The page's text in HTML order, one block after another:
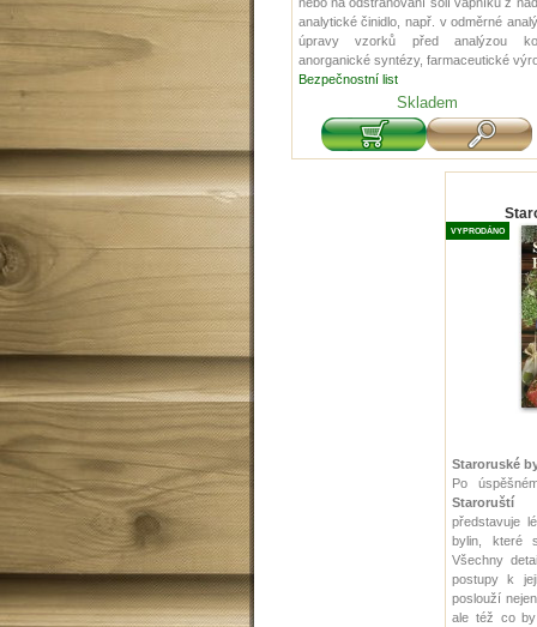
nebo na odstraňování solí vápníku z
analytické činidlo, např. v odměrné
úpravy
vzorků před analýzou
anorganické syntézy, farmaceutické
Bezpečnostní list
Skladem
VYPRODÁNO
Staroruské
Po
Staroruští
představuje
bylin, které
Všechny
postupy k
poslouží
ale též co